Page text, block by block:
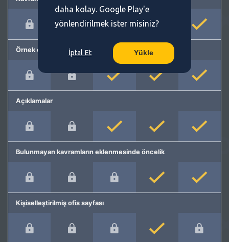
Örnek cümleler
Açıklamalar
Bulunmayan kavramların eklenmesinde öncelik
Kişiselleştirilmiş ofis sayfası
daha kolay. Google Play'e
yönlendirilmek ister misiniz?
İptal Et Yükle